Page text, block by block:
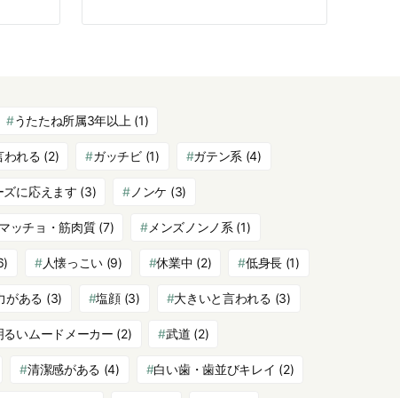
うたたね所属3年以上 (1)
われる (2) ガッチビ(1) ガテン系 (4)
ズに応えます (3) ノンケ (3)
ッチョ・筋肉質(7) メンズノンノ系 (1)
人懐っこい (9) 休業中 (2) 低身長 (1)
がある (3) 塩顔(3) 大きいと言われる (3)
るいムードメーカー (2) 武道 (2)
清潔感がある (4) 白い歯・歯並びキレイ (2)